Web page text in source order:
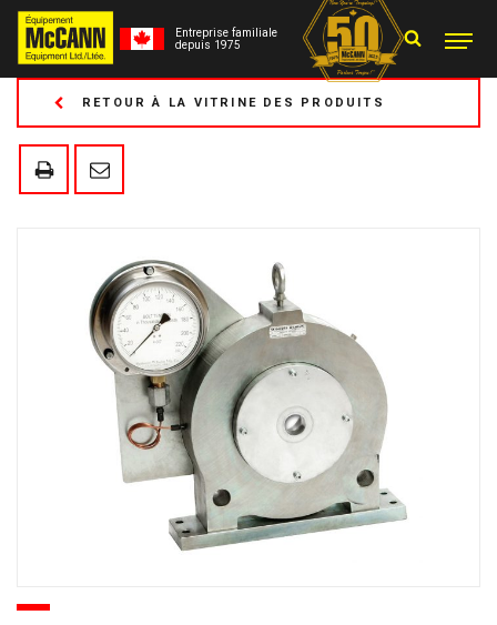
Entreprise familiale
depuis 1975
RETOUR À LA VITRINE DES PRODUITS